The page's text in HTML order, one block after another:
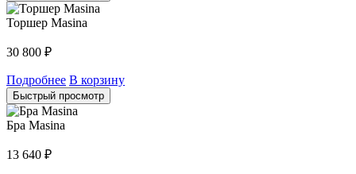
Торшер Masina
30 800 ₽
Подробнее В корзину
Быстрый просмотр
Бра Masina
13 640 ₽